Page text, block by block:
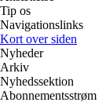
Tip os
Navigationslinks
Kort over siden
Nyheder
Arkiv
Nyhedssektion
Abonnementsstrøm